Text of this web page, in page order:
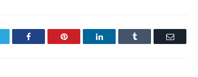
Facebook Pinterest LinkedIn Tumblr Email